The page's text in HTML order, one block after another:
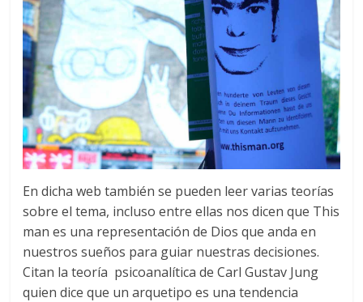
En dicha web también se pueden leer varias teorías
sobre el tema, incluso entre ellas nos dicen que This
man es una representación de Dios que anda en
nuestros sueños para guiar nuestras decisiones.
Citan la teoría psicoanalítica de Carl Gustav Jung
quien dice que un arquetipo es una tendencia